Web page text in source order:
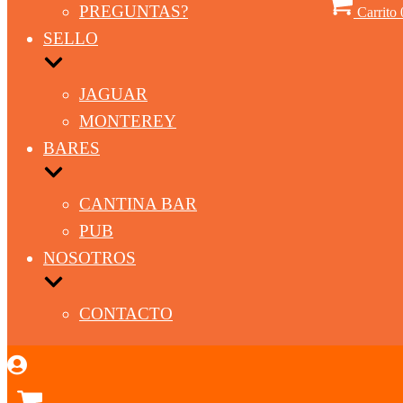
PREGUNTAS?
SELLO
JAGUAR
MONTEREY
BARES
CANTINA BAR
PUB
NOSOTROS
CONTACTO
Carrito